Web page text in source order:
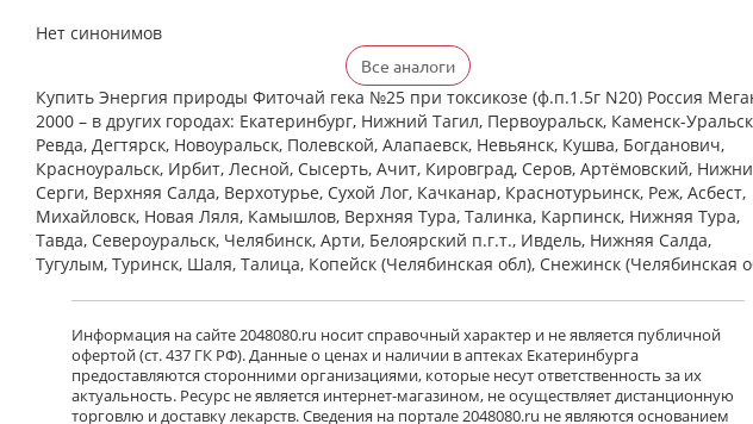
Нет синонимов
Все аналоги
Купить Энергия природы Фиточай гека №25 при токсикозе (ф.п.1.5г N20) Россия
2000 – в других городах: Екатеринбург, Нижний Тагил, Первоуральск, Каменск-
Ревда, Дегтярск, Новоуральск, Полевской, Алапаевск, Невьянск, Кушва, Богданович,
Красноуральск, Ирбит, Лесной, Сысерть, Ачит, Кировград, Серов, Артёмовский,
Cерги, Верхняя Салда, Верхотурье, Сухой Лог, Качканар, Краснотурьинск, Реж, Асбест,
Михайловск, Новая Ляля, Камышлов, Верхняя Тура, Талинка, Карпинск, Нижняя Тура,
Тавда, Североуральск, Челябинск, Арти, Белоярский п.г.т., Ивдель, Нижняя Салда,
Тугулым, Туринск, Шаля, Талица, Копейск (Челябинская обл), Снежинск (Челябинская
Информация на сайте 2048080.ru носит справочный характер и не является публичной
офертой (ст. 437 ГК РФ). Данные о ценах и наличии в аптеках Екатеринбурга
предоставляются сторонними организациями, которые несут ответственность за их
актуальность. Ресурс не является интернет-магазином, не осуществляет дистанционную
торговлю и доставку лекарств. Сведения на портале 2048080.ru не являются основанием